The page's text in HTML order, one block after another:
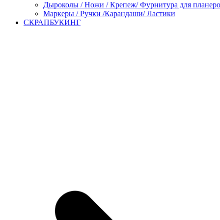
Дыроколы / Ножи / Крепеж/ Фурнитура для
Маркеры / Ручки /Карандаши/ Ластики
СКРАПБУКИНГ